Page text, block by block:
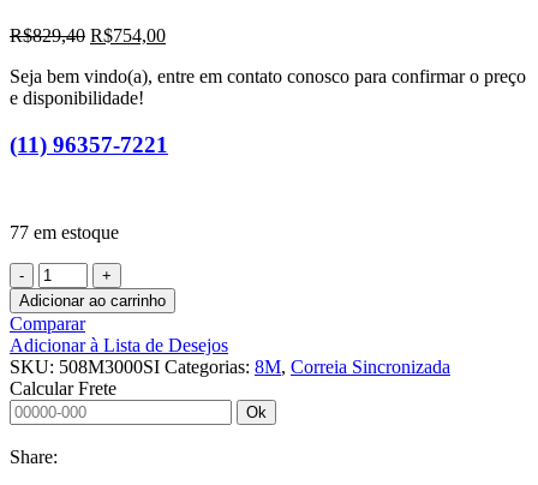
R$829,40 O
original
era:
R$754,00O
atual
Seja bem vindo(a), entre em contato conosco para confirmar o preço
e disponibilidade!
(11) 96357-7221
77 em estoque
CORREIA
SINCRONIZADA
50
8M
3000
SINCRO
quantidade
Adicionar ao carrinho
Comparar
Adicionar à Lista de Desejos
SKU: 508M3000SI Categorias: 8M, Correia Sincronizada
Calcular Frete
Ok
Share: